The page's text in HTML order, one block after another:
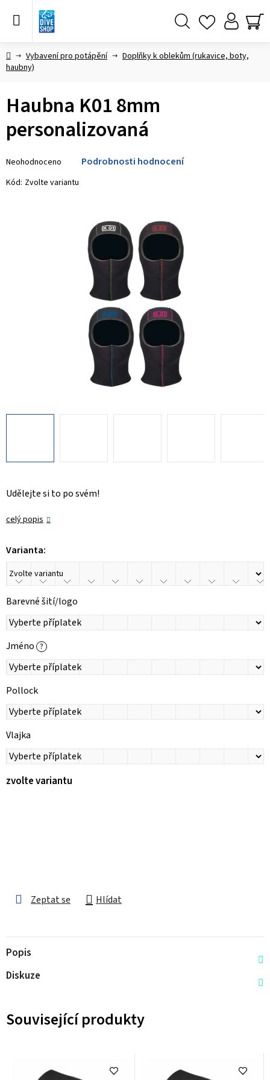
DomůVybavení pro potápění
Doplňky k oblekům (rukavice, boty,
haubny)
Udělejte si to po svém!
celý popis
Varianta:
Barevné šití/logo
Jméno ?
Pollock
Vlajka
zvolte variantu
Zeptat se Hlídat
Haubna K01 8mm
personalizovaná
hodnocení
produktu
Neohodnoceno Podrobnosti hodnocení
Kód: Zvolte variantu
Popis
Diskuze
Související produkty